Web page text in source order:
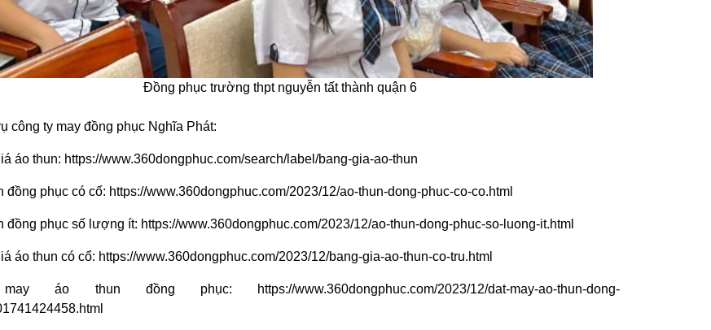
Đồng phục trường thpt nguyễn tất thành quận 6
công ty may đồng phục Nghĩa Phát:
áo thun: https://www.360dongphuc.com/search/label/bang-gia-ao-thun
đồng phục có cố: https://www.360dongphuc.com/2023/12/ao-thun-dong-phuc-co-co.html
đồng phục số lượng ít: https://www.360dongphuc.com/2023/12/ao-thun-dong-phuc-so-luong-it.html
áo thun có cổ: https://www.360dongphuc.com/2023/12/bang-gia-ao-thun-co-tru.html
áo thun đồng phục:
https://www.360dongphuc.com/2023/12/dat-may-ao-thun-dong-